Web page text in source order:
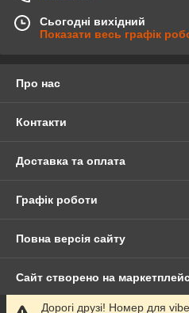
Сьогодні вихідний
Показати весь графік
Про нас
Контакти
Доставка та оплата
Графік роботи
Повна версія сайту
Сайт створено на
Дорогі друзі! Номер для